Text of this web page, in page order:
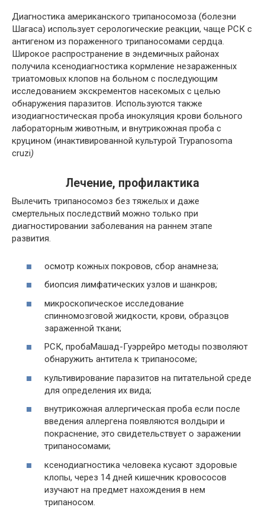
Диагностика американского трипаносомоза (болезни
Шагаса) использует серологические реакции, чаще РСК с
антигеном из пораженного трипаносомами сердца.
Широкое распространение в эндемичных районах
получила ксенодиагностика кормление незараженных
триатомовых клопов на больном с последующим
исследованием экскрементов насекомых с целью
обнаружения паразитов. Используются также
изодиагностическая проба инокуляция крови больного
лабораторным животным, и внутрикожная проба с
круцином (инактивированной культурой Trypanosoma
cruzi)
Лечение, профилактика
Вылечить трипаносомоз без тяжелых и даже
смертельных последствий можно только при
диагностировании заболевания на раннем этапе
развития.
осмотр кожных покровов, сбор анамнеза;
биопсия лимфатических узлов и шанкров;
микроскопическое исследование
спинномозговой жидкости, крови, образцов
зараженной ткани;
РСК, пробаМашад-Гуэррейро методы позволяют
обнаружить антитела к трипаносоме;
культивирование паразитов на питательной среде
для определения их вида;
внутрикожная аллергическая проба если после
введения аллергена появляются волдыри и
покраснение, это свидетельствует о заражении
трипаносомами;
ксенодиагностика человека кусают здоровые
клопы, через 14 дней кишечник кровососов
изучают на предмет нахождения в нем
трипаносом.